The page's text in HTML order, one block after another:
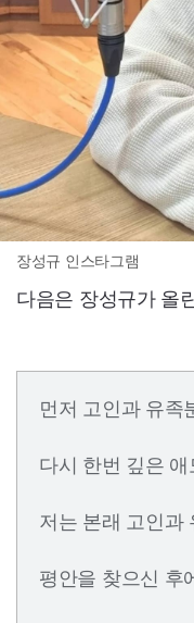
장성규 인스타그램
다음은 장성규가 올
먼저 고인과 유족
다시 한번 깊은
저는 본래 고인과
평안을 찾으신 후